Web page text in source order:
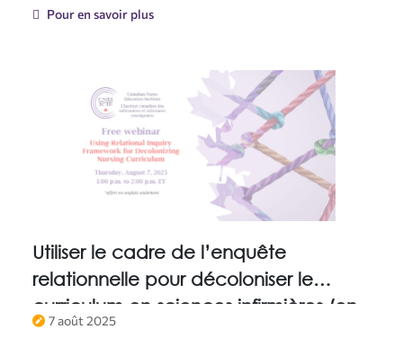
Pour en savoir plus
Utiliser le cadre de l’enquête
relationnelle pour décoloniser le
curriculum en sciences infirmières (en
anglais)
7 août 2025